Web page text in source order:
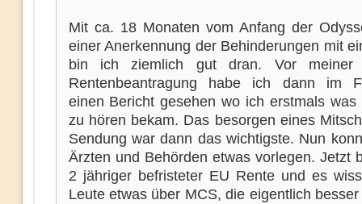
Mit ca. 18 Monaten vom Anfang der
einer Anerkennung der Behinderungen mit
bin ich ziemlich gut dran. Vor meiner
Rentenbeantragung habe ich dann im
einen Bericht gesehen wo ich erstmals was
zu hören bekam. Das besorgen eines
Sendung war dann das wichtigste. Nun
Ärzten und Behörden etwas vorlegen. Jetzt
2 jähriger befristeter EU Rente und es
Leute etwas über MCS, die eigentlich